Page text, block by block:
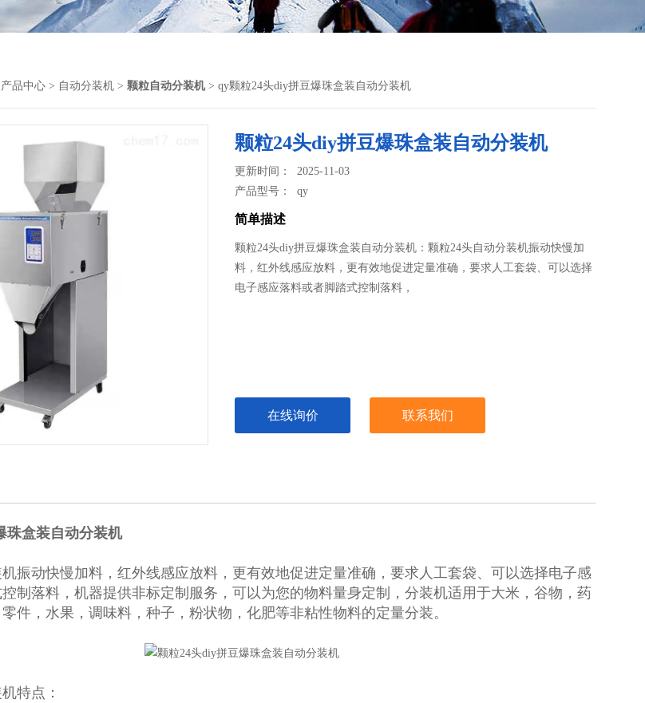
产品中心 > 自动分装机 > 颗粒自动分装机> qy颗粒24头diy拼豆爆珠盒装自动分装机
颗粒24头diy拼豆爆珠盒装自动分装机
更新时间： 2025-11-03
产品型号：qy
简单描述
颗粒24头diy拼豆爆珠盒装自动分装机：颗粒24头自动分装机振动快慢加
料，红外线感应放料，更有效地促进定量准确，要求人工套袋、可以选择
电子感应落料或者脚踏式控制落料，
在线询价 联系我们
珠盒装自动分装机
振动快慢加料，红外线感应放料，更有效地促进定量准确，要求人工套袋、可以选择电子感
制落料，机器提供非标定制服务，可以为您的物料量身定制，分装机适用于大米，谷物，药
件，水果，调味料，种子，粉状物，化肥等非粘性物料的定量分装。
特点：